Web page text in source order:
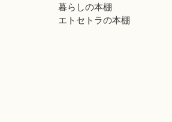
暮らしの本棚
エトセトラの本棚